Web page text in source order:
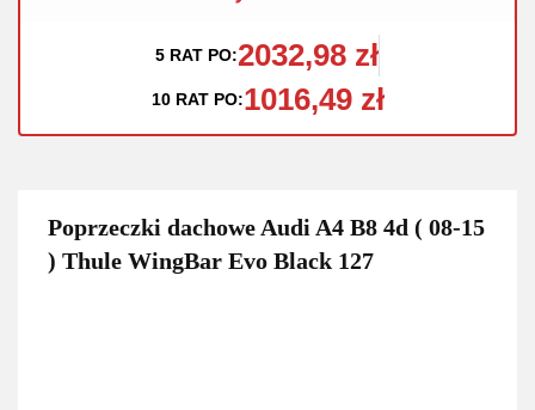
5 RAT PO:2032,98 zł
10 RAT PO:1016,49 zł
Poprzeczki dachowe Audi A4 B8 4d ( 08-15
) Thule WingBar Evo Black 127